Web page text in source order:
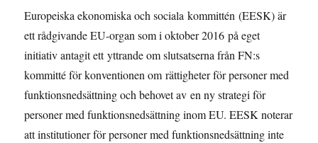
Europeiska ekonomiska och sociala kommittén (EESK) är
ett rådgivande EU-organ som i oktober 2016 på eget
initiativ antagit ett yttrande om slutsatserna från FN:s
kommitté för konventionen om rättigheter för personer med
funktionsnedsättning och behovet av en ny strategi för
personer med funktionsnedsättning inom EU. EESK noterar
att institutioner för personer med funktionsnedsättning inte